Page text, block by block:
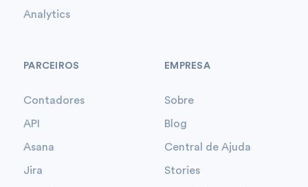
Analytics
PARCEIROS
Contadores
API
Asana
Jira
EMPRESA
Sobre
Blog
Central de Ajuda
Stories